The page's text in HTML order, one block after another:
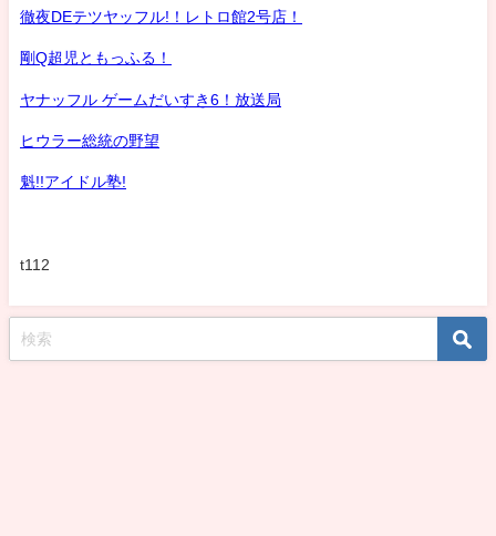
徹夜DEテツヤッフル!！レトロ館2号店！
剛Q超児ともっふる！
ヤナッフル ゲームだいすき6！放送局
ヒウラー総統の野望
魁!!アイドル塾!
t112